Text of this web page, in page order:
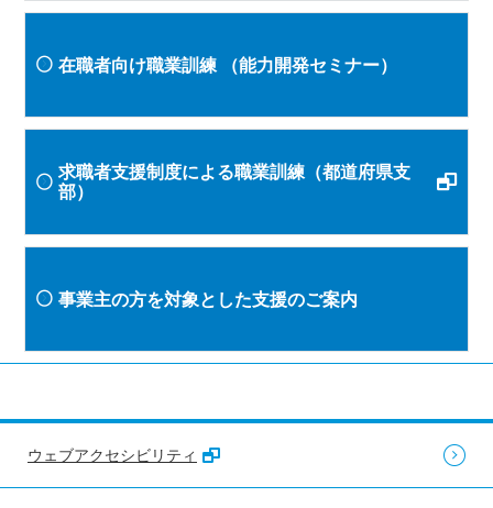
在職者向け職業訓練 （能力開発セミナー）
求職者支援制度による職業訓練（都道府県支
部）
事業主の方を対象とした支援のご案内
ウェブアクセシビリティ